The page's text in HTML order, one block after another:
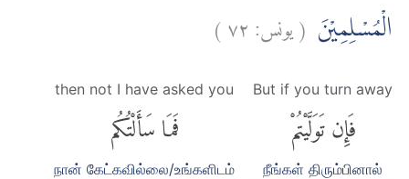
الْمُسْلِمِيْنَ (يونس:٧٢)
But if you turn away
فَإِن تَوَلَّيْتُمْ
நீங்கள் திரும்பினால்
then not I have asked you
فَمَا سَأَلْتُكُم
நான் கேட்கவில்லை/உங்களிடம்